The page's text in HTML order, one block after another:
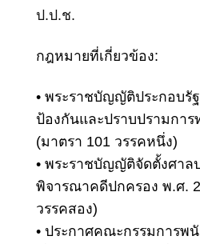
ป.ป.ช.
กฎหมายที่เกี่ยวข้อง:
• พระราชบัญญัติประกอบรั
ป้องกันและปราบปรามการ
(มาตรา 101 วรรคหนึ่ง)
• พระราชบัญญัติจัดตั้งศาล
พิจารณาคดีปกครอง พ.ศ.
วรรคสอง)
• ประกาศคณะกรรมการพ